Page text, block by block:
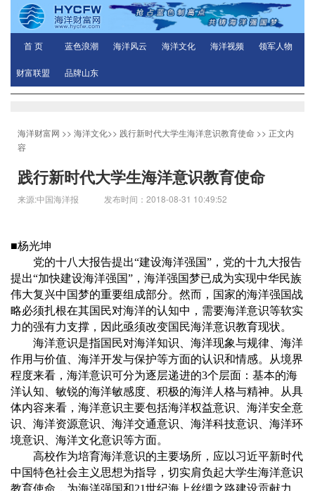
首 页 蓝色浪潮 海洋风云 海洋文化 海洋视频 领军人物
财富联盟 品牌山东
海洋财富网 >> 海洋文化>> 践行新时代大学生海洋意识教育使命 >> 正文内
容
践行新时代大学生海洋意识教育使命
来源:中国海洋报 发布时间：2018-08-31 10:49:52
■杨光坤
党的十八大报告提出“建设海洋强国”，党的十九大报告
提出“加快建设海洋强国”，海洋强国梦已成为实现中华民族
伟大复兴中国梦的重要组成部分。然而，国家的海洋强国战
略必须扎根在其国民对海洋的认知中，需要海洋意识等软实
力的强有力支撑，因此亟须改变国民海洋意识教育现状。
海洋意识是指国民对海洋知识、海洋现象与规律、海洋
作用与价值、海洋开发与保护等方面的认识和情感。从境界
程度来看，海洋意识可分为逐层递进的3个层面：基本的海
洋认知、敏锐的海洋敏感度、积极的海洋人格与精神。从具
体内容来看，海洋意识主要包括海洋权益意识、海洋安全意
识、海洋资源意识、海洋交通意识、海洋科技意识、海洋环
境意识、海洋文化意识等方面。
高校作为培育海洋意识的主要场所，应以习近平新时代
中国特色社会主义思想为指导，切实肩负起大学生海洋意识